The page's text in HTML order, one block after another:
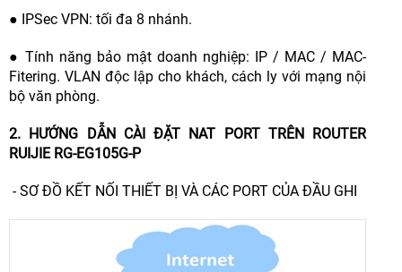
● IPSec VPN: tối đa 8 nhánh.
● Tính năng bảo mật doanh nghiệp: IP / MAC / MAC-
Fitering. VLAN độc lập cho khách, cách ly với mạng nội
bộ văn phòng.
2. HƯỚNG DẪN CÀI ĐẶT NAT PORT TRÊN ROUTER
RUIJIE RG-EG105G-P
- SƠ ĐỒ KẾT NỐI THIẾT BỊ VÀ CÁC PORT CỦA ĐẦU GHI